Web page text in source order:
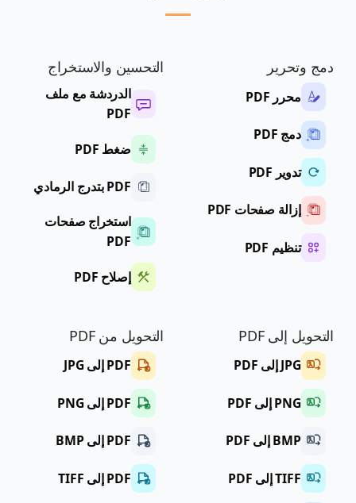
دمج وتحرير
محرر PDF
دمج PDF
تدوير PDF
إزالة صفحات PDF
تنظيم PDF
التحسين والاستخراج
الدردشة مع ملف
PDF
ضغط PDF
PDF بتدرج الرمادي
استخراج صفحات
PDF
إصلاح PDF
التحويل إلى PDF
JPG إلى PDF
PNG إلى PDF
BMP إلى PDF
TIFF إلى PDF
التحويل من PDF
PDF إلى JPG
PDF إلى PNG
PDF إلى BMP
PDF إلى TIFF